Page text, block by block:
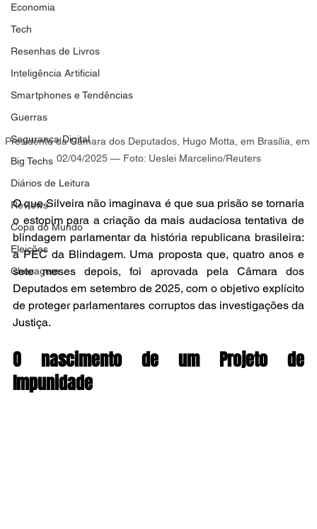
Economia
Tech
Resenhas de Livros
Inteligência Artificial
Smartphones e Tendências
Guerras
Segurança Digital
Big Techs
Diários de Leitura
Reviews
Copa do Mundo
Eleições
Checagem
Presidente da Câmara dos Deputados, Hugo Motta, em Brasília, em
02/04/2025 — Foto: Ueslei Marcelino/Reuters
O que Silveira não imaginava é que sua prisão se tornaria
o estopim para a criação da mais audaciosa tentativa de
blindagem parlamentar da história republicana brasileira:
a PEC da Blindagem. Uma proposta que, quatro anos e
sete meses depois, foi aprovada pela Câmara dos
Deputados em setembro de 2025, com o objetivo explícito
de proteger parlamentares corruptos das investigações da
Justiça.
O nascimento de um Projeto de
Impunidade